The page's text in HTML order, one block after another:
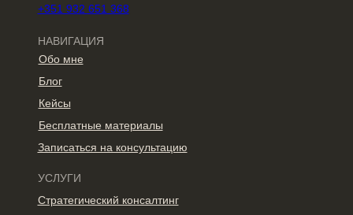
+351 932 651 368
НАВИГАЦИЯ
Стратегический консалтинг
Обо мне
УСЛУГИ
Бесплатные материалы
Кейсы
Блог
Записаться на консультацию